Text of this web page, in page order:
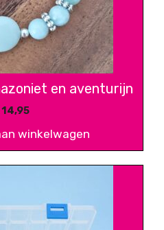
en aventurijn
winkelwagen